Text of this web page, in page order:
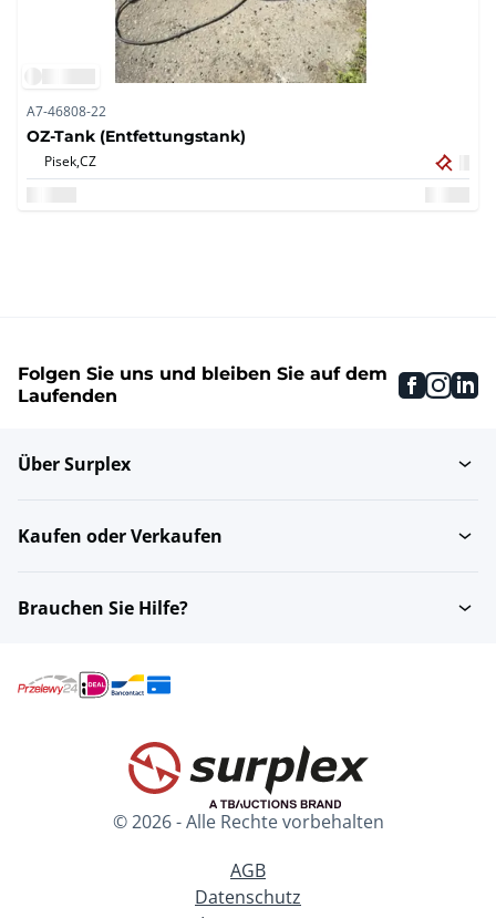
A7-46808-22
OZ-Tank (Entfettungstank)
Pisek,CZ
Folgen Sie uns und bleiben Sie auf dem
Laufenden
Über Surplex
Kaufen oder Verkaufen
Brauchen Sie Hilfe?
© 2026 - Alle Rechte vorbehalten
AGB
Datenschutz